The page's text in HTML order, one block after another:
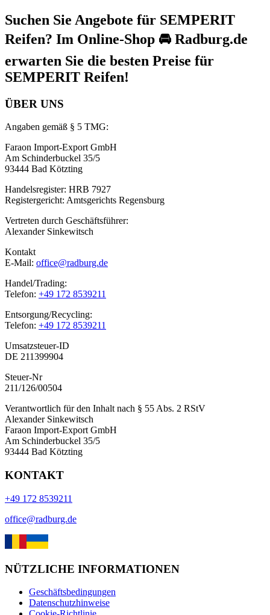
Suchen Sie Angebote für SEMPERIT
Reifen? Im Online-Shop 🚘 Radburg.de
erwarten Sie die besten Preise für
SEMPERIT Reifen!
ÜBER UNS
Angaben gemäß § 5 TMG:
Faraon Import-Export GmbH
Am Schinderbuckel 35/5
93444 Bad Kötzting
Handelsregister: HRB 7927
Registergericht: Amtsgerichts Regensburg
Vertreten durch Geschäftsführer:
Alexander Sinkewitsch
Kontakt
E-Mail: office@radburg.de
Handel/Trading:
Telefon: +49 172 8539211
Entsorgung/Recycling:
Telefon: +49 172 8539211
Umsatzsteuer-ID
DE 211399904
Steuer-Nr
211/126/00504
Verantwortlich für den Inhalt nach § 55 Abs. 2 RStV
Alexander Sinkewitsch
Faraon Import-Export GmbH
Am Schinderbuckel 35/5
93444 Bad Kötzting
KONTAKT
+49 172 8539211
office@radburg.de
NÜTZLICHE INFORMATIONEN
Geschäftsbedingungen
Datenschutzhinweise